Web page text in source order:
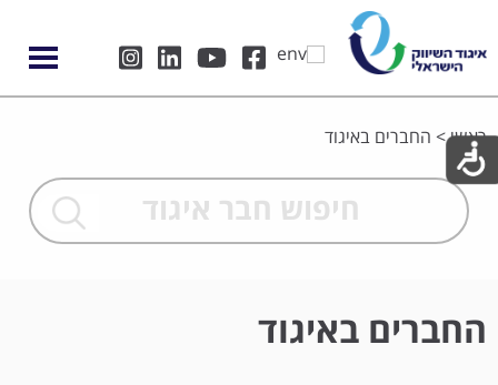
ראשי> החברים באיגוד
החברים באיגוד